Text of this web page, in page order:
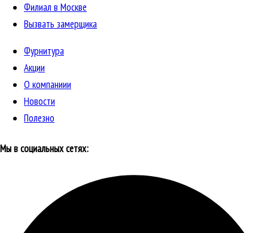
Филиал в Москве
Вызвать замерщика
Фурнитура
Акции
О компаниии
Новости
Полезно
Мы в социальных сетях: